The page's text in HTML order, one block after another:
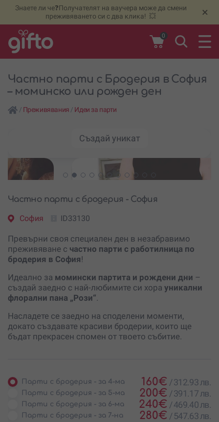
Знаете ли че❓Получателят на ваучера може да смени
преживяването си с два клика! 💥
×
0
Частно парти с Бродерия в София
– моминско или рожден ден
/ Преживявания / Идеи за парти
Създай уникат
Частно парти с бродерия - София
София ID33130
Превърни своя специален ден в незабравимо
преживяване с частно парти с работилница по
бродерия в София!
Идеално за момински партита и рождени дни –
създай заедно с най-любимите си хора уникални
флорални пана „Рози“.
Насладете се заедно на споделени моменти,
докато създавате красиви бродерии, които ще
бъдат прекрасен спомен от твоето събитие.
Парти с бродерия - за 4-ма 160€ /312.93 лв.
Парти с бродерия - за 5-ма 200€ /391.17 лв.
Парти с бродерия - за 6-ма 240€ /469.40 лв.
Парти с бродерия - за 7-на 280€ /547.63 лв.